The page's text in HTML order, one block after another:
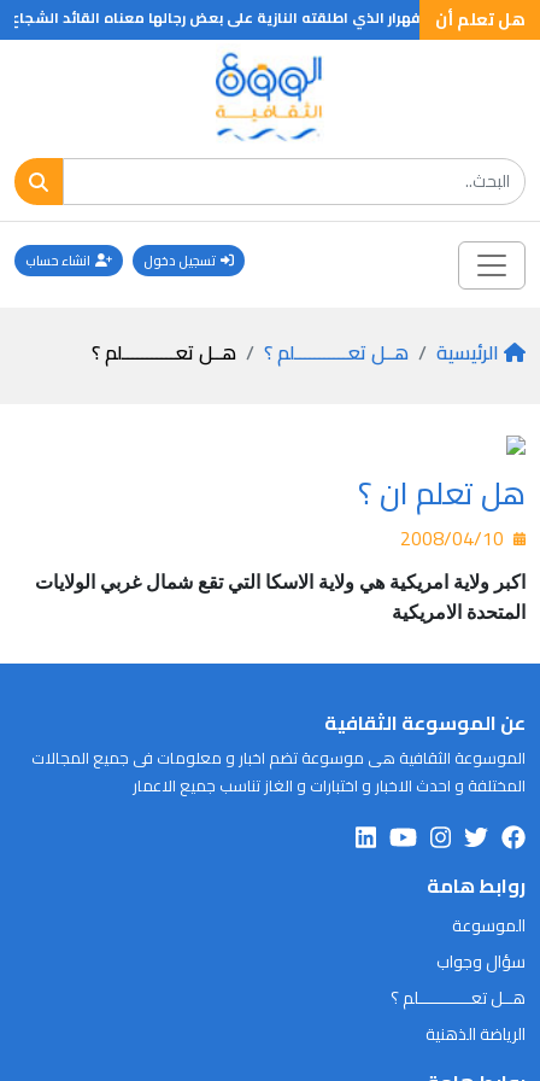
هل تعلم أن
هل تعلم ان لقب فهرار الذي اطلقته النازية على بعض رجالها معناه القائد الشجاع
تسجيل دخول انشاء حساب
الرئيسية هــل تعـــــــــــلم ؟ هــل تعـــــــــــلم ؟
هل تعلم ان ؟
اكبر ولاية امريكية هي ولاية الاسكا التي تقع شمال غربي الولايات
المتحدة الامريكية
عن الموسوعة الثقافية
الموسوعة الثقافية هى موسوعة تضم اخبار و معلومات فى جميع المجالات
المختلفة و احدث الاخبار و اختبارات و الغاز تناسب جميع الاعمار
روابط هامة
الموسوعة
سؤال وجواب
هــل تعـــــــــــلم ؟
الرياضة الذهنية